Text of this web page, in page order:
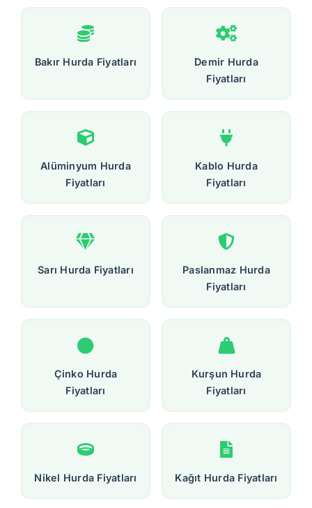
Bakır Hurda Fiyatları
Demir Hurda
Fiyatları
Alüminyum Hurda
Fiyatları
Kablo Hurda
Fiyatları
Sarı Hurda Fiyatları
Paslanmaz Hurda
Fiyatları
Çinko Hurda
Fiyatları
Kurşun Hurda
Fiyatları
Nikel Hurda Fiyatları Kağıt Hurda Fiyatları